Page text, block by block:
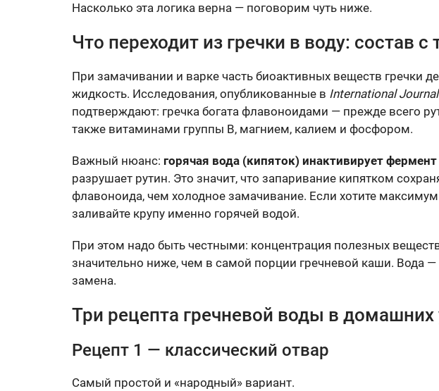
Насколько эта логика верна — поговорим чуть ниже.
Что переходит из гречки в воду: состав с
При замачивании и варке часть биоактивных веществ гречки
жидкость. Исследования, опубликованные в International
подтверждают: гречка богата флавоноидами — прежде всего
также витаминами группы B, магнием, калием и фосфором.
Важный нюанс: горячая вода (кипяток) инактивирует фермент
разрушает рутин. Это значит, что запаривание кипятком
флавоноида, чем холодное замачивание. Если хотите
заливайте крупу именно горячей водой.
При этом надо быть честными: концентрация полезных
значительно ниже, чем в самой порции гречневой каши. Вода —
замена.
Три рецепта гречневой воды в домашних
Рецепт 1 — классический отвар
Самый простой и «народный» вариант.